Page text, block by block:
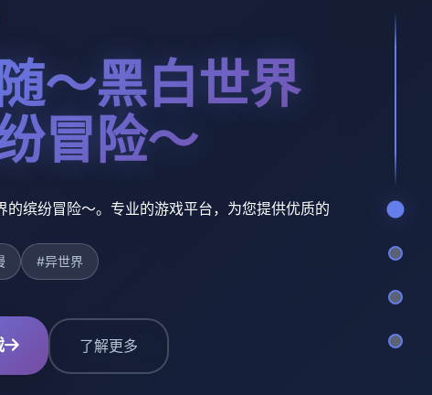
～黑白世界
冒险～
的缤纷冒险～。专业的游戏平台，为您提供优质的
#异世界
了解更多